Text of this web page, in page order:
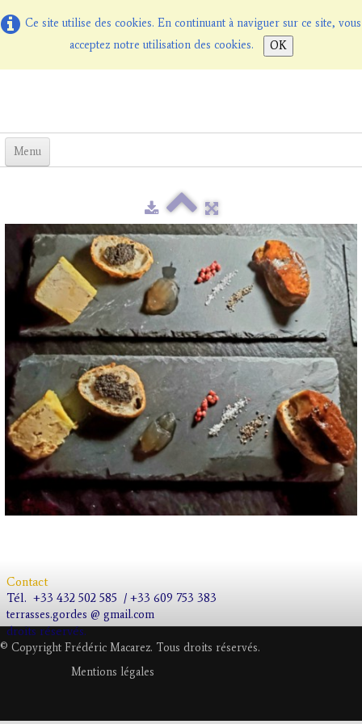
Ce site utilise des cookies. En continuant à naviguer sur ce site, vous
acceptez notre utilisation des cookies.
OK
Menu
Übernachtung mit Frühstück
La Table d'Hôtes▼
Preise
Online-Buchun
Fotos
Kontact
Contact
Tél. +33 432 502 585 / +33 609 753 383
terrasses.gordes @ gmail.com
droits réservés.
© Copyright Frédéric Macarez. Tous droits réservés.
Mentions légales